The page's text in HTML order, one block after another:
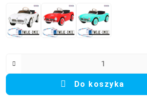
Do koszyka